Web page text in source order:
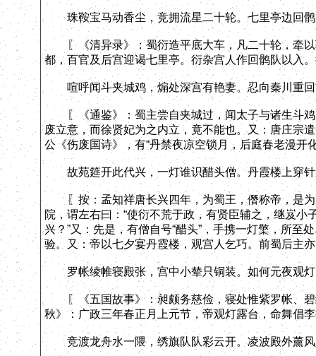
珠鞍宝马动香尘，竞拥流星二十轮。七里亭边回鹘
〖《清异录》：蜀衍造平底大车，凡二十轮，牵以
都，百官及后宫迎谒七里亭。衍杂宫人作回鹘队以入
喧呼闻斗夹城鸡，煽处深宫有艳妻。忍向秦川重回
〖《通鉴》：蜀主尝自夹城过，闻太子与诸生斗鸡
废立意，而徐贤妃为之内立，竟不能也。又：唐庄宗
公《伤废国诗》，有“丹禁夜凉空锁月，后庭春老漫开
故苑筵开此代兴，一灯谁识醋头僧。丹霞楼上穿针
〖按：孟知祥唐长兴四年，为蜀王，僭称帝，是为
院，谓左右曰：“使衍不荒于政，有贤臣辅之，继岌小
兴？”又：先是，有僧自号“醋头”，手携一灯檠，所至
验。又：帝以七夕宴丹霞楼，观宫人乞巧。前蜀后主
罗帐绫帷寝殿张，宫中小辇只铜装。如何元夜观灯
〖《五国故事》：昶颇务慈俭，寝处惟紫罗帐、碧
秋》：广政三年春正月上元节，帝观灯露台，命舞倡
竞渡龙舟水一隈，绣旗队队彩云开。凌波殿外薰风